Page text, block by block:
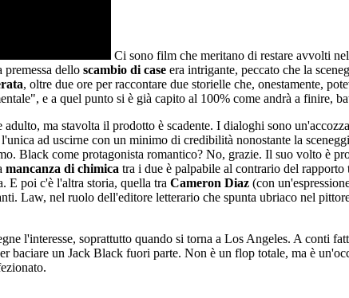
Ci sono film che meritano di restare avvolti
dello scambio di case era intrigante, peccato che la
, oltre due ore per raccontare due storielle che, onestamente,
e a quel punto si è già capito al 100% come andrà a finire,
ma stavolta il prodotto è scadente. I dialoghi sono
l'unica ad uscirne con un minimo di credibilità nonostante la
Black come protagonista romantico? No, grazie. Il suo volto è
mancanza di chimica tra i due è palpabile al contrario del
E poi c'è l'altra storia, quella tra Cameron Diaz (con
Law, nel ruolo dell'editore letterario che spunta ubriaco nel
l'interesse, soprattutto quando si torna a Los Angeles. A conti
baciare un Jack Black fuori parte. Non è un flop totale, ma è